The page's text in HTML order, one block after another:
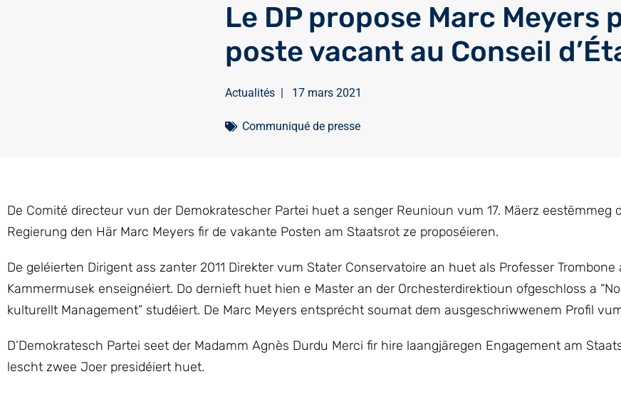
Le DP propose Marc Meyers
poste vacant au Conseil
Actualités| 17 mars 2021
Communiqué de presse
De Comité directeur vun der Demokratescher Partei huet a senger Reunioun vum 17. Mäerz eestëmmeg
Regierung den Här Marc Meyers fir de vakante Posten am Staatsrot ze proposéieren.
De geléierten Dirigent ass zanter 2011 Direkter vum Stater Conservatoire an huet als Professer Trombone
Kammermusek enseignéiert. Do dernieft huet hien e Master an der Orchesterdirektioun ofgeschloss a
kulturellt Management” studéiert. De Marc Meyers entsprécht soumat dem ausgeschriwwenem Profil
D’Demokratesch Partei seet der Madamm Agnès Durdu Merci fir hire laangjäregen Engagement am
lescht zwee Joer presidéiert huet.